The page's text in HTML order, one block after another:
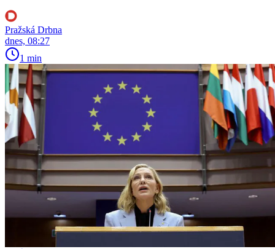
Pražská Drbna
dnes, 08:27
1 min